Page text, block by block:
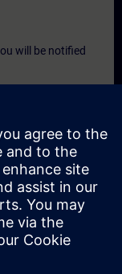
will be notified
for this training, for
please click the
details and